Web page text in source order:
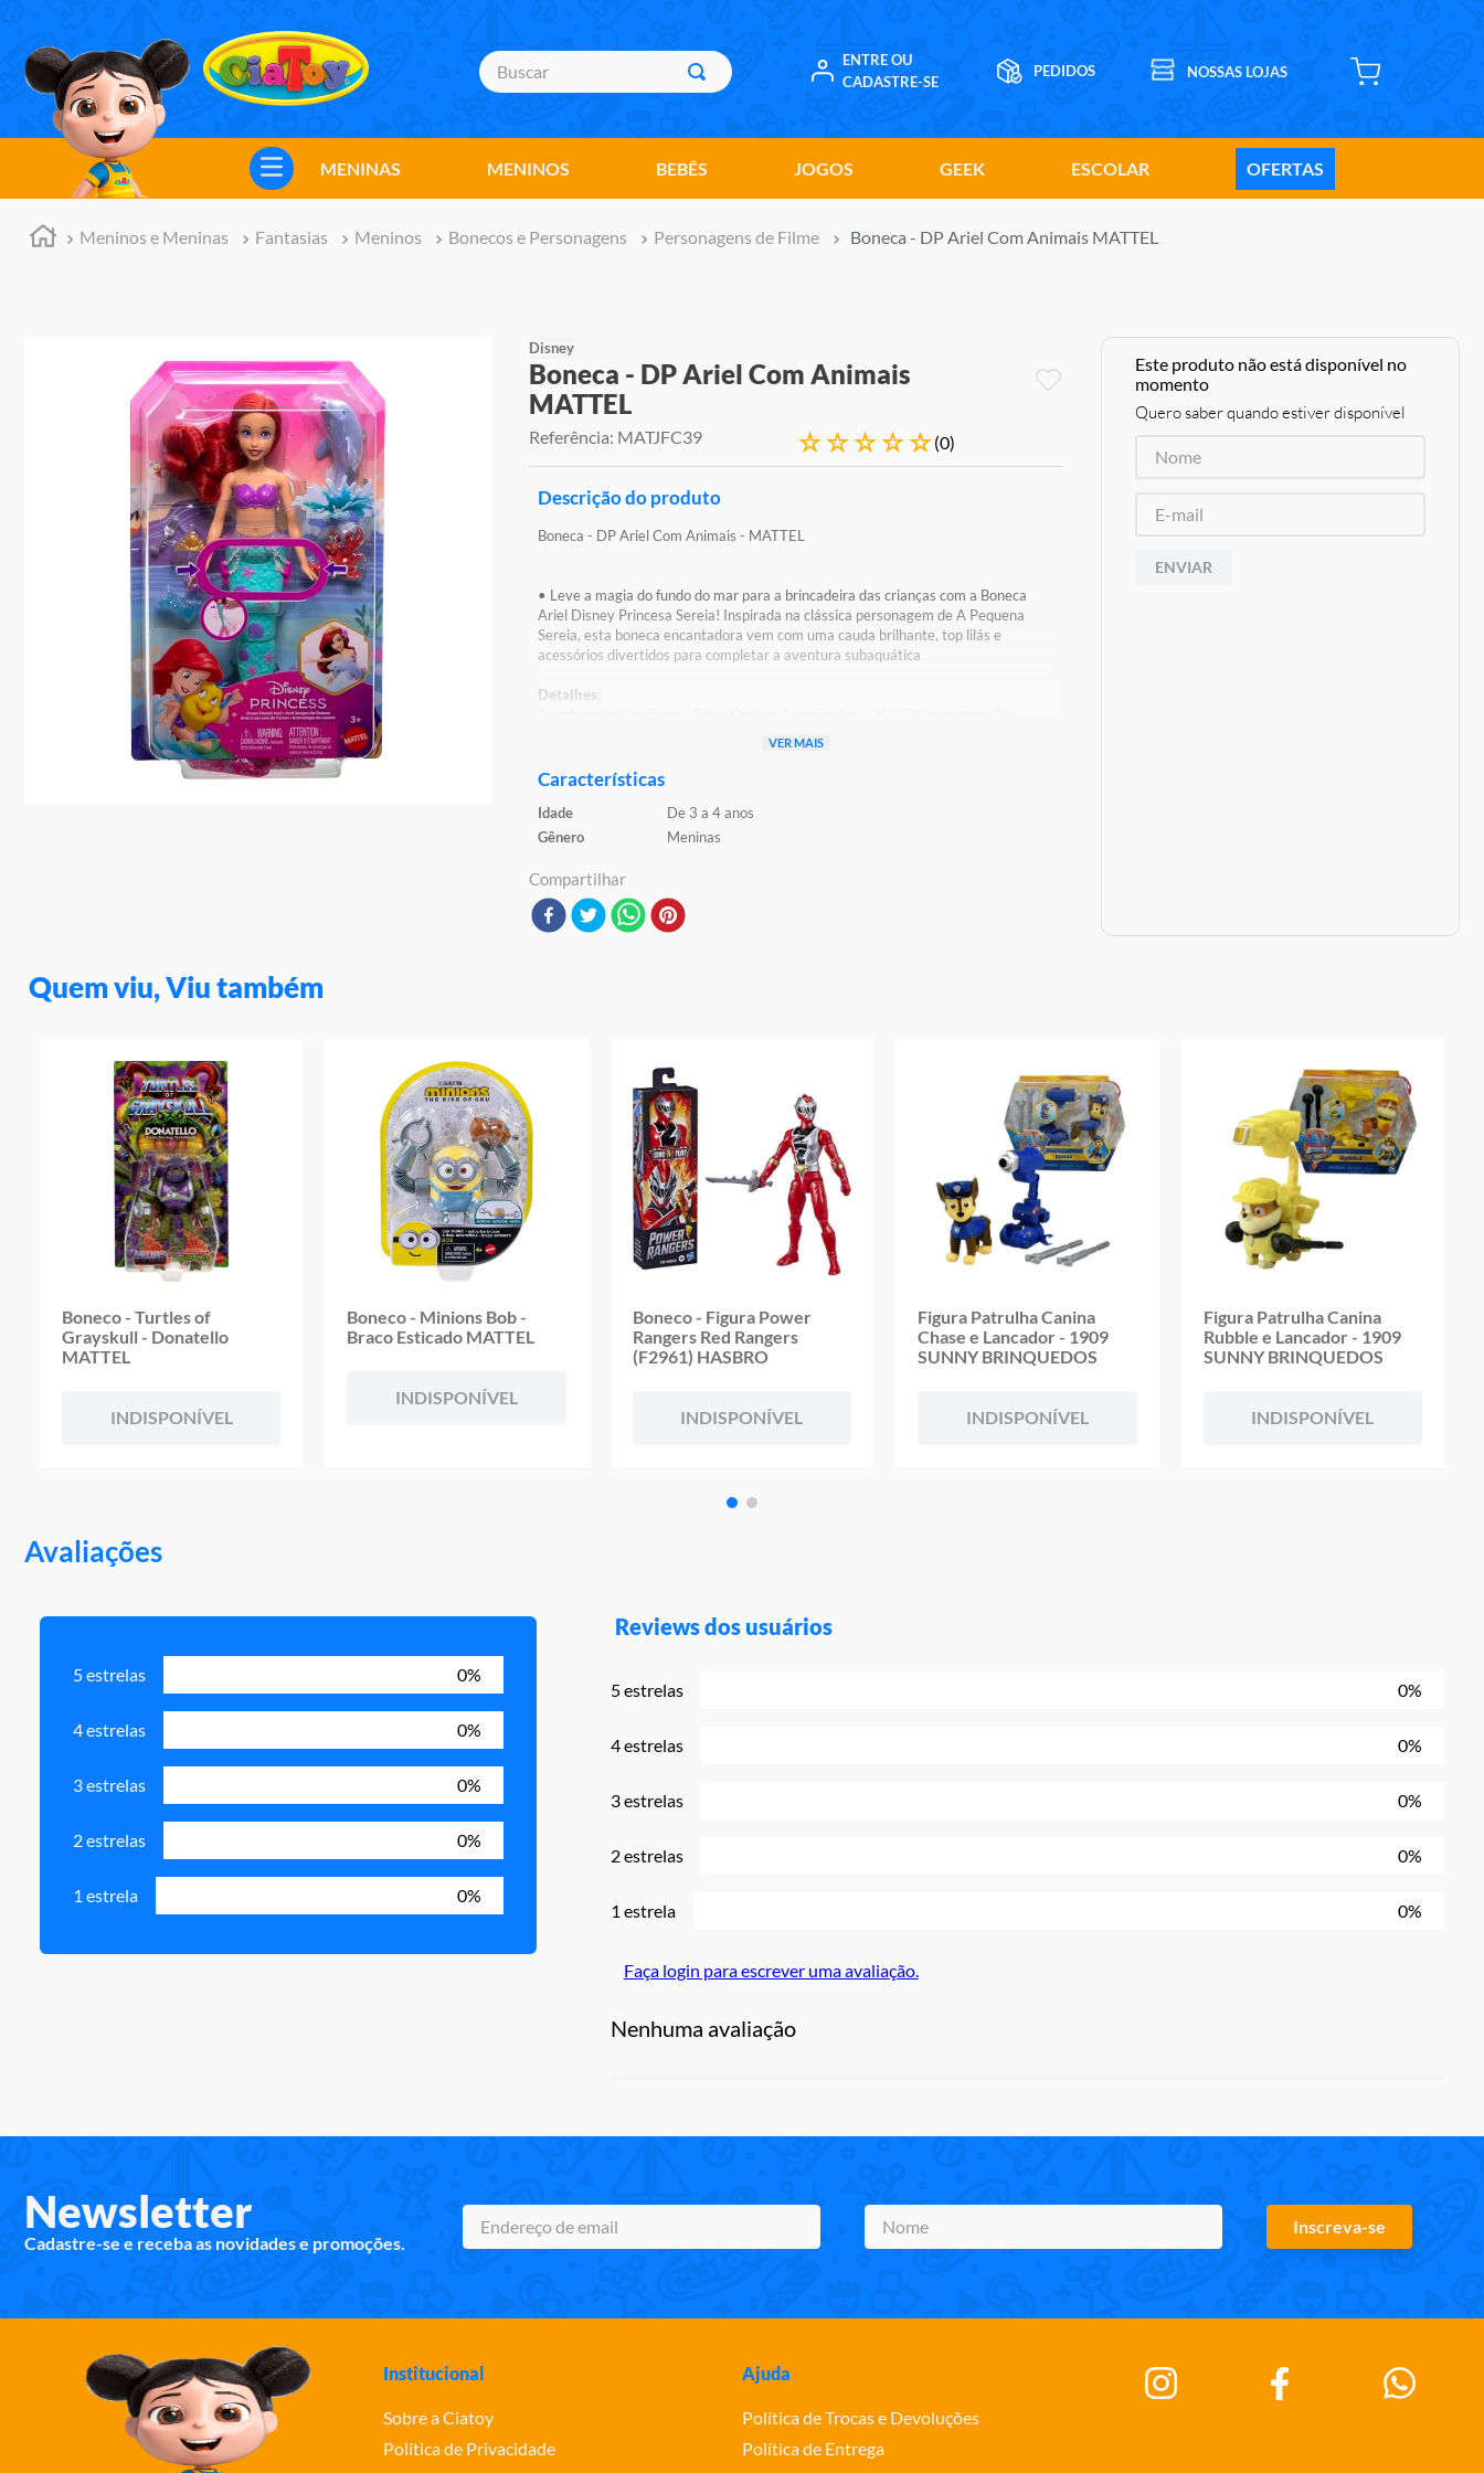
Buscar
ENTRE OU
CADASTRE-SE
MENINAS MENINOS BEBÊS JOGOS GEEK ESCOLAR OFERTAS
Meninos e Meninas Fantasias Meninos Bonecos e Personagens Personagens de Filme Boneca - DP Ariel Com Animais MATTEL
Disney
Boneca - DP Ariel Com Animais
MATTEL
Referência: MATJFC39 ☆☆☆☆☆(0)
Descrição do produto
Boneca - DP Ariel Com Animais - MATTEL
• Leve a magia do fundo do mar para a brincadeira das crianças com a Boneca
Ariel Disney Princesa Sereia! Inspirada na clássica personagem de A Pequena
Sereia, esta boneca encantadora vem com uma cauda brilhante, top lilás e
acessórios divertidos para completar a aventura subaquática
Detalhes:
Conteúdo da Embalagem:1 Boneca e Acessórios
Material/Composição: Plastico
Marca: Mattel
Modelo: Disney Princess
Idade Indicada: 3+
Peso Aproximado: 0,320kg
VER MAIS
Características
Idade
De 3 a 4 anos
Gênero
Meninas
Compartilhar
Este produto não está disponível no
momento
Quero saber quando estiver disponível
ENVIAR
Quem viu, Viu também
Boneco - Turtles of
Grayskull - Donatello
MATTEL
INDISPONÍVEL
Boneco - Minions Bob -
Braco Esticado MATTEL
INDISPONÍVEL
Boneco - Figura Power
Rangers Red Rangers
(F2961) HASBRO
INDISPONÍVEL
Figura Patrulha Canina
Chase e Lancador - 1909
SUNNY BRINQUEDOS
INDISPONÍVEL
Figura Patrulha Canina
Rubble e Lancador - 1909
SUNNY BRINQUEDOS
INDISPONÍVEL
Avaliações
5 estrelas 0%
4 estrelas 0%
3 estrelas 0%
2 estrelas 0%
1 estrela 0%
Reviews dos usuários
5 estrelas 0%
4 estrelas 0%
3 estrelas 0%
2 estrelas 0%
1 estrela 0%
Faça login para escrever uma avaliação.
Nenhuma avaliação
Newsletter
Cadastre-se e receba as novidades e promoções.
Inscreva-se
Institucional
Sobre a Ciatoy
Política de Privacidade
Ajuda
Política de Trocas e Devoluções
Política de Entrega
TERMOS MAIS BUSCADOS
meninos
marvel legends
barbie